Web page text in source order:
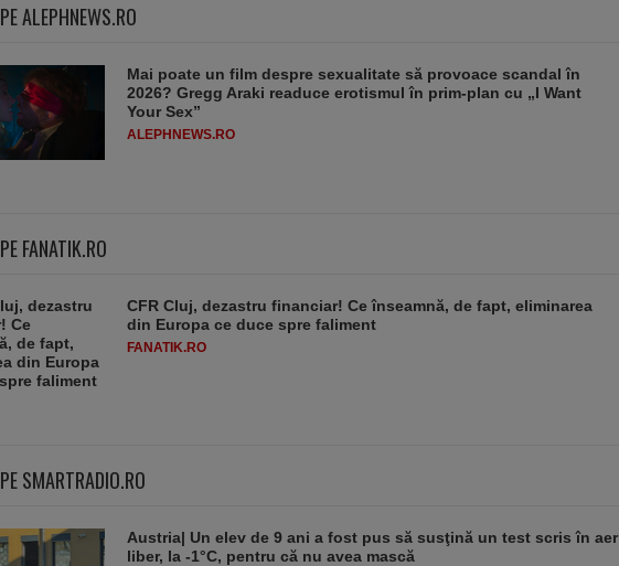
ALEPHNEWS.RO
Mai poate un film despre sexualitate să provoace scandal în
2026? Gregg Araki readuce erotismul în prim-plan cu „I Want
Your Sex”
ALEPHNEWS.RO
FANATIK.RO
CFR Cluj, dezastru financiar! Ce înseamnă, de fapt, eliminarea
din Europa ce duce spre faliment
FANATIK.RO
SMARTRADIO.RO
Austria| Un elev de 9 ani a fost pus să susţină un test scris în aer
liber, la -1°C, pentru că nu avea mască